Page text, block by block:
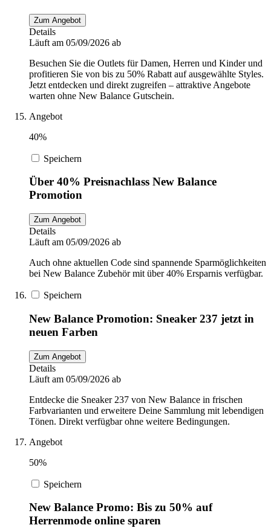
Zum Angebot
Details
Läuft am 05/09/2026 ab
Besuchen Sie die Outlets für Damen, Herren und Kinder und
profitieren Sie von bis zu 50% Rabatt auf ausgewählte Styles.
Jetzt entdecken und direkt zugreifen – attraktive Angebote
warten ohne New Balance Gutschein.
Angebot
40%
Speichern
Über 40% Preisnachlass New Balance
Promotion
Zum Angebot
Details
Läuft am 05/09/2026 ab
Auch ohne aktuellen Code sind spannende Sparmöglichkeiten
bei New Balance Zubehör mit über 40% Ersparnis verfügbar.
Speichern
New Balance Promotion: Sneaker 237 jetzt in
neuen Farben
Zum Angebot
Details
Läuft am 05/09/2026 ab
Entdecke die Sneaker 237 von New Balance in frischen
Farbvarianten und erweitere Deine Sammlung mit lebendigen
Tönen. Direkt verfügbar ohne weitere Bedingungen.
Angebot
50%
Speichern
New Balance Promo: Bis zu 50% auf
Herrenmode online sparen